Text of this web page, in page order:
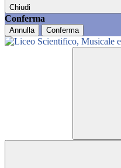
Chiudi
Conferma
Annulla Conferma